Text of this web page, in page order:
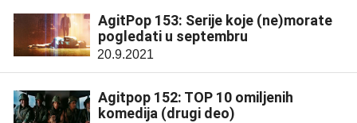
AgitPop 153: Serije koje (ne)morate
pogledati u septembru
20.9.2021
Agitpop 152: TOP 10 omiljenih
komedija (drugi deo)